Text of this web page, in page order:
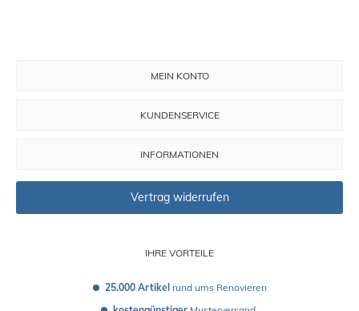
IHRE VORTEILE
25.000 Artikel rund ums Renovieren
MEIN KONTO
KUNDENSERVICE
INFORMATIONEN
Vertrag widerrufen